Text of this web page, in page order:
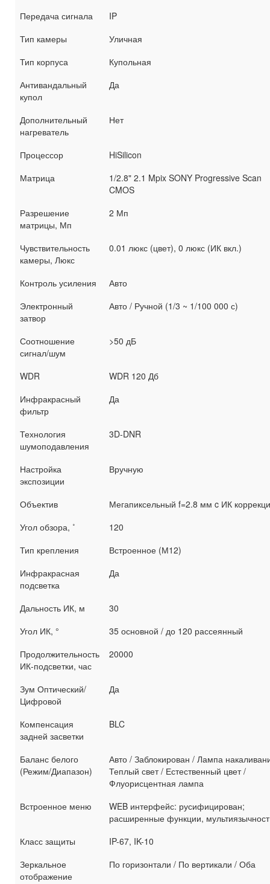
Передача сигнала
IP
Тип камеры
Уличная
Тип корпуса
Купольная
Антивандальный
купол
Да
Дополнительный
нагреватель
Нет
Процессор
HiSilicon
Матрица
1/2.8" 2.1 Mpix SONY Progressive Scan
CMOS
Разрешение
матрицы, Мп
2 Мп
Чувствительность
камеры, Люкс
0.01 люкс (цвет), 0 люкс (ИК вкл.)
Контроль усиления
Авто
Электронный
затвор
Авто / Ручной (1/3 ~ 1/100 000 с)
Соотношение
сигнал/шум
>50 дБ
WDR
WDR 120 Дб
Инфракрасный
фильтр
Да
Технология
шумоподавления
3D-DNR
Настройка
экспозиции
Вручную
Объектив
Мегапиксельный f=2.8 мм c ИК
Угол обзора, ˚
120
Тип крепления
Встроенное (М12)
Инфракрасная
подсветка
Да
Дальность ИК, м
30
Угол ИК, °
35 основной / до 120 рассеянный
Продолжительность
ИК-подсветки, час
20000
Зум Оптический/
Цифровой
Да
Компенсация
задней засветки
BLC
Баланс белого
(Режим/Диапазон)
Авто / Заблокирован / Лампа
Теплый свет / Естественный цвет /
Флуорисцентная лампа
Встроенное меню
WEB интерфейс: русифицирован;
расширенные функции,
Класс защиты
IP-67, IK-10
Зеркальное
отображение
По горизонтали / По вертикали / Оба